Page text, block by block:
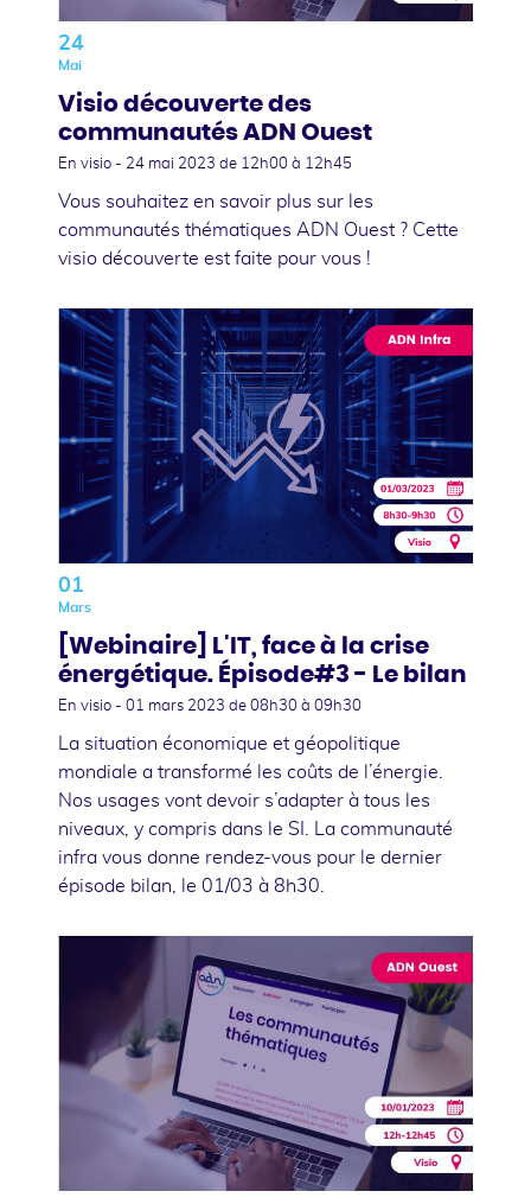
24
Mai
Visio découverte des
communautés ADN Ouest
En visio - 24 mai 2023 de 12h00 à 12h45
Vous souhaitez en savoir plus sur les
communautés thématiques ADN Ouest ? Cette
visio découverte est faite pour vous !
01
Mars
[Webinaire] L'IT, face à la crise
énergétique. Épisode#3 - Le bilan
En visio - 01 mars 2023 de 08h30 à 09h30
La situation économique et géopolitique
mondiale a transformé les coûts de l’énergie.
Nos usages vont devoir s’adapter à tous les
niveaux, y compris dans le SI. La communauté
infra vous donne rendez-vous pour le dernier
épisode bilan, le 01/03 à 8h30.